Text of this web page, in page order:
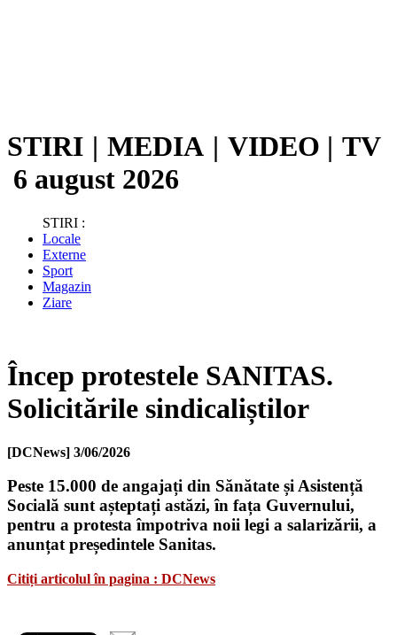
STIRI | MEDIA | VIDEO | TV
6 august 2026
STIRI :
Locale
Externe
Sport
Magazin
Ziare
Încep protestele SANITAS.
Solicitările sindicaliștilor
[DCNews] 3/06/2026
Peste 15.000 de angajați din Sănătate și Asistență
Socială sunt așteptați astăzi, în fața Guvernului,
pentru a protesta împotriva noii legi a salarizării, a
anunțat președintele Sanitas.
Citiți articolul în pagina : DCNews